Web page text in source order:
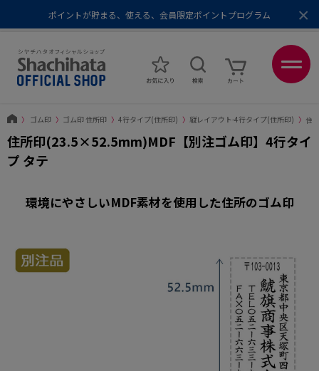
ポイントが貯まる、使える、会員限定ポイントプログラム
メール便1,500円以上 / 宅配便3,500円以上のお買い物で送料無料
あなたに最適なスタンプをシヤチハタがレコメンド
〉 ゴム印 〉 ゴム印 住所印 〉 4行タイプ(住所印) 〉 縦レイアウト-4行タイプ(住所印) 〉 住
住所印(23.5×52.5mm)MDF【別注ゴム印】4行タイ
プ タテ
×
環境にやさしいMDF素材を使用した住所のゴム印